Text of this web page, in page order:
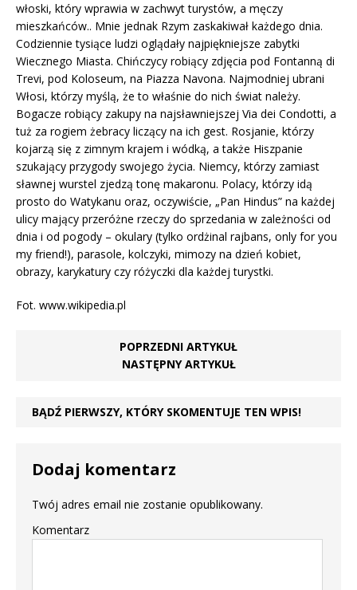
włoski, który wprawia w zachwyt turystów, a męczy
mieszkańców.. Mnie jednak Rzym zaskakiwał każdego dnia.
Codziennie tysiące ludzi oglądały najpiękniejsze zabytki
Wiecznego Miasta. Chińczycy robiący zdjęcia pod Fontanną di
Trevi, pod Koloseum, na Piazza Navona. Najmodniej ubrani
Włosi, którzy myślą, że to właśnie do nich świat należy.
Bogacze robiący zakupy na najsławniejszej Via dei Condotti, a
tuż za rogiem żebracy liczący na ich gest. Rosjanie, którzy
kojarzą się z zimnym krajem i wódką, a także Hiszpanie
szukający przygody swojego życia. Niemcy, którzy zamiast
sławnej wurstel zjedzą tonę makaronu. Polacy, którzy idą
prosto do Watykanu oraz, oczywiście, „Pan Hindus” na każdej
ulicy mający przeróżne rzeczy do sprzedania w zależności od
dnia i od pogody – okulary (tylko ordżinal rajbans, only for you
my friend!), parasole, kolczyki, mimozy na dzień kobiet,
obrazy, karykatury czy różyczki dla każdej turystki.
Fot. www.wikipedia.pl
POPRZEDNI ARTYKUŁ
NASTĘPNY ARTYKUŁ
BĄDŹ PIERWSZY, KTÓRY SKOMENTUJE TEN WPIS!
Dodaj komentarz
Twój adres email nie zostanie opublikowany.
Komentarz